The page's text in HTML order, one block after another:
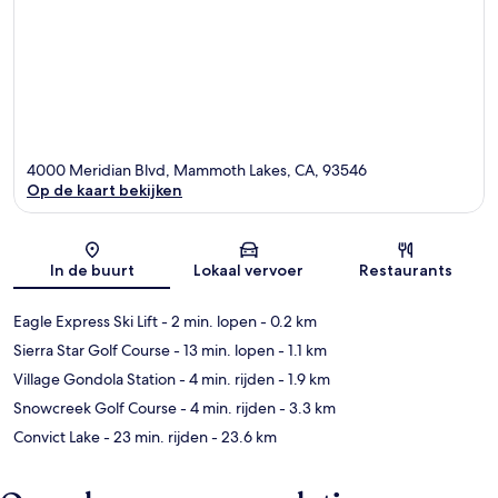
Kaart
4000 Meridian Blvd, Mammoth Lakes, CA, 93546
Op de kaart bekijken
In de buurt Lokaal vervoer Restaurants
Eagle Express Ski Lift- 2 min. lopen- 0.2 km
Sierra Star Golf Course- 13 min. lopen- 1.1 km
Village Gondola Station- 4 min. rijden- 1.9 km
Snowcreek Golf Course- 4 min. rijden- 3.3 km
Convict Lake- 23 min. rijden- 23.6 km